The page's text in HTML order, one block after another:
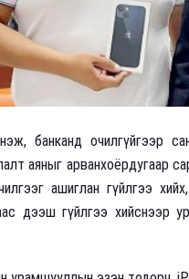
банканд очилгүйгээр
аяныг арванхоёрдугаар
ашиглан гүйлгээ
дээш гүйлгээ хийснээр